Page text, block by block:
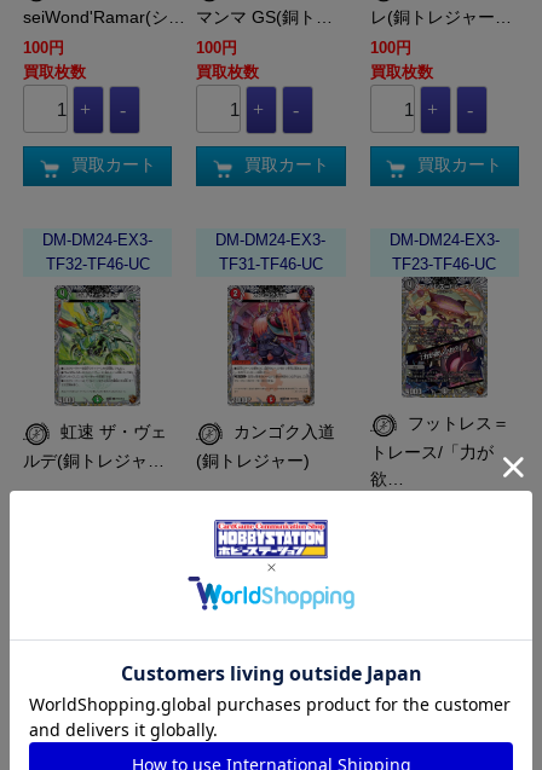
seiWond'Ramar(シ…
100円
買取枚数
買取カート
マンマ GS(銅ト…
100円
買取枚数
買取カート
レ(銅トレジャー…
100円
買取枚数
買取カート
DM-DM24-EX3-
TF32-TF46-UC
ルデ(銅トレジャ…
DM-DM24-EX3-
TF31-TF46-UC
(銅トレジャー)
買取枚数
DM-DM24-EX3-
TF23-TF46-UC
トレース/「力が
欲…
DM-DM24-EX3-
TF15-TF46-R
DM-DM24-EX3-
DM-DM24-EX3-